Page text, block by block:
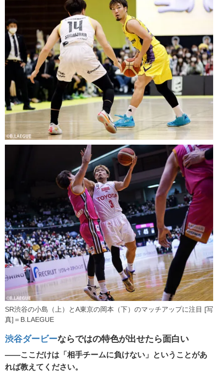
SR渋谷の小島（上）とA東京の岡本（下）のマッチアップに注目 [写
真]＝B.LAEGUE
渋谷ダービーならではの特色が出せたら面白い
――ここだけは「相手チームに負けない」ということがあ
れば教えてください。